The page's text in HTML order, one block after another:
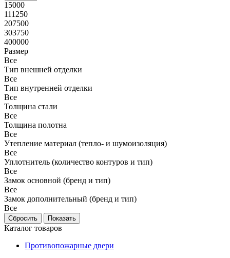
15000
111250
207500
303750
400000
Размер
Все
Тип внешней отделки
Все
Тип внутренней отделки
Все
Толщина стали
Все
Толщина полотна
Все
Утепление материал (тепло- и шумоизоляция)
Все
Уплотнитель (количество контуров и тип)
Все
Замок основной (бренд и тип)
Все
Замок дополнительный (бренд и тип)
Все
Каталог товаров
Противопожарные двери